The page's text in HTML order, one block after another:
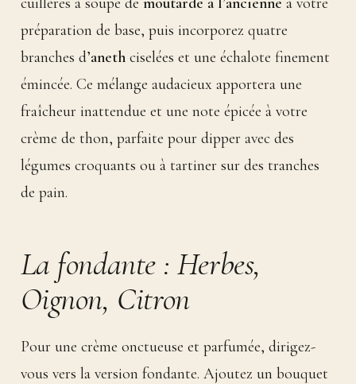
préparation de base, puis incorporez quatre
branches d’anethciselées et une échalote finement
émincée. Ce mélange audacieux apportera une
fraîcheur inattendue et une note épicée à votre
crème de thon, parfaite pour dipper avec des
légumes croquants ou à tartiner sur des tranches
de pain.
La fondante : Herbes,
Oignon, Citron
Pour une crème onctueuse et parfumée, dirigez-
vous vers la version fondante. Ajoutez un bouquet